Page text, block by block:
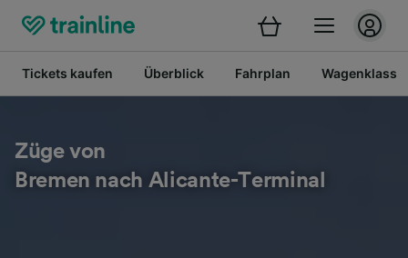
Tickets kaufen Überblick Fahrplan
Züge von
Bremen nach Alicante-Terminal